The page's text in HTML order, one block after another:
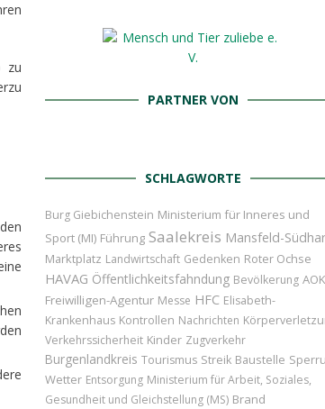
zu
PARTNER VON
SCHLAGWORTE
Burg Giebichenstein Ministerium für Inneres und
Sport (MI) Führung Saalekreis Mansfeld-
Marktplatz Landwirtschaft Gedenken Roter Ochse
HAVAG Öffentlichkeitsfahndung Bevölkerung AOK
Freiwilligen-Agentur Messe HFC Elisabeth-
Krankenhaus Kontrollen Nachrichten
Verkehrssicherheit Kinder Zugverkehr
Burgenlandkreis Tourismus Streik Baustelle
Wetter Entsorgung Ministerium für Arbeit, Soziales,
Gesundheit und Gleichstellung (MS) Brand